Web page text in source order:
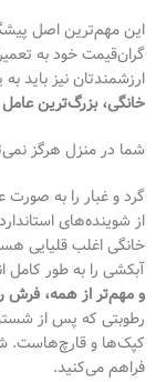
این مهم‌ترین اصل
گران‌قیمت خود به
ارزشمندتان نیز باید
خانگی، بزرگ‌ترین
شما در منزل هرگز
گرد و غبار را به
از شوینده‌های
خانگی اغلب قلیایی
آبکشی را به طور کامل
و مهم‌تر از همه، فرش
رطوبتی که پس از
کپک‌ها و قارچ‌هاست.
فراهم می‌کنید.